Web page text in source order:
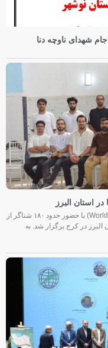
شهدای ناوچه دنا
استان البرز
جشنواره بزرگداشت روز جهانی شنا (World Aquatics Day) با حضور حدود ۱۸۰ شناگر از
در کرج برگزار شد. به